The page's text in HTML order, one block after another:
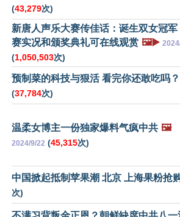
(43,279次)
新唐人声乐大赛传佳话：诞生双女冠军
赛实况和颁奖典礼可在线观赏 🖼️▶️
(1,050,503次)
预制菜的科技与狠活 看完你还敢吃吗？
(37,784次)
温柔女博主一份独家爆料气疯中共 🖼️
2024/9/22 (45,315次)
中国掀起抵制苹果潮 北京 上海果粉抢
次)